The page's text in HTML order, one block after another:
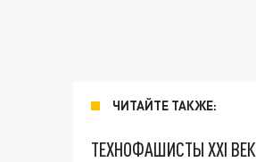
ЧИТАЙТЕ ТАКЖЕ:
ТЕХНОФАШИСТЫ XXI